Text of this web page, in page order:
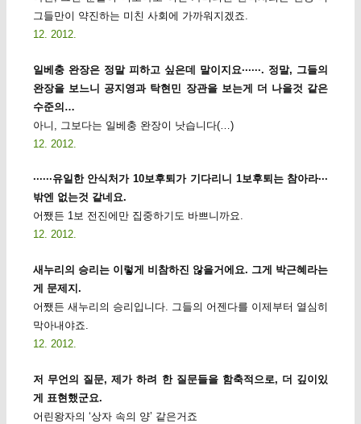
그들만이 약진하는 미친 사회에 가까워지겠죠.
12. 2012.
일베충 완장은 정말 피하고 싶은데 말이지요······. 정말, 그들의
완장을 보느니 공지영과 탁현민 장관을 보는게 더 나을것 같은
수준의…
아니, 그보다는 일베충 완장이 낫습니다(…)
12. 2012.
······유일한 안식처가 10보후퇴가 기다리니 1보후퇴는 참아라···
밖엔 없는것 같네요.
어쨌든 1보 전진에만 집중하기도 바쁘니까요.
12. 2012.
새누리의 승리는 이렇게 비참하진 않을거에요. 그게 박근혜라는
게 문제지.
어쨌든 새누리의 승리입니다. 그들의 어젠다를 이제부터 열심히
막아내야죠.
12. 2012.
저 무언의 질문, 제가 하려 한 질문들을 함축적으로, 더 깊이있
게 표현했군요.
어린왕자의 ‘상자 속의 양’ 같은거죠